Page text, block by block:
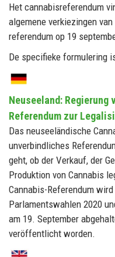
Het cannabisreferendum
algemene verkiezingen
referendum op 19
De specifieke formulering
Neuseeland:
Referendum zur
Das neuseeländische
unverbindliches
geht, ob der Verkauf, der
Produktion von Cannabis
Cannabis-Referendum
Parlamentswahlen 2020
am 19. September
veröffentlicht worden.